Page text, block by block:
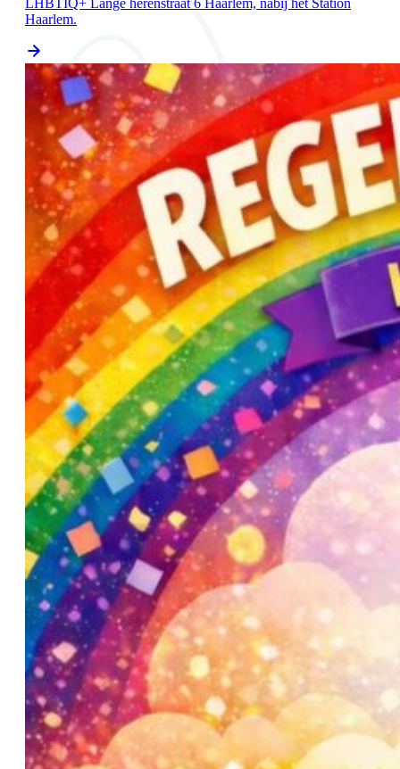
LHBTIQ+ Lange herenstraat 6 Haarlem, nabij het Station
Haarlem.